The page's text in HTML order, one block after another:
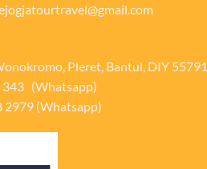
Pleret, Bantul, DIY 55791
343 (Whatsapp)
2979 (Whatsapp)